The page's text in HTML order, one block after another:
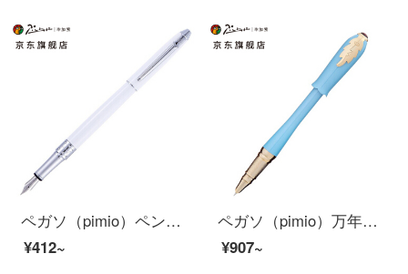
ペガソ（pimio）ペンサインペン男性女性ビジネスオフィス成人学生用0.5 mmインクペンオルタシリーズ701磁白
¥412~
ペガソ（pimio）万年筆女史特細0.38 mmペン先の財務のペンの執務する成人は学生を書いてエリンのシリーズの986真珠の藍を使います
¥907~